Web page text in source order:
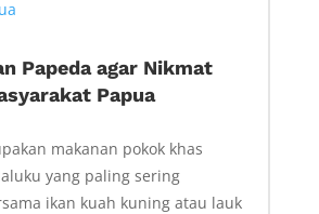
Papeda agar Nikmat
Papua
makanan pokok khas
yang paling sering
ikan kuah kuning atau lauk